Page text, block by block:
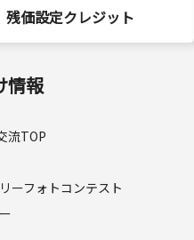
残価設定クレジット
情報
流TOP
ーフォトコンテスト